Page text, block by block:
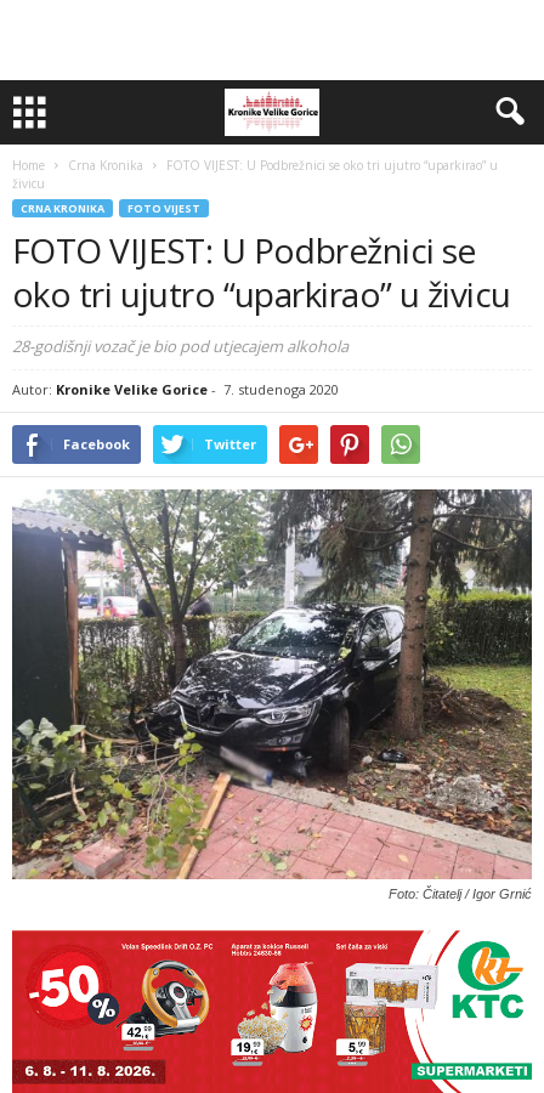
Home Crna Kronika
FOTO VIJEST: U Podbrežnici se oko tri ujutro “uparkirao” u
živicu
CRNA KRONIKA FOTO VIJEST
FOTO VIJEST: U Podbrežnici se
oko tri ujutro “uparkirao” u živicu
28-godišnji vozač je bio pod utjecajem alkohola
Autor: Kronike Velike Gorice - 7. studenoga 2020
Facebook Twitter
Foto: Čitatelj / Igor Grnić